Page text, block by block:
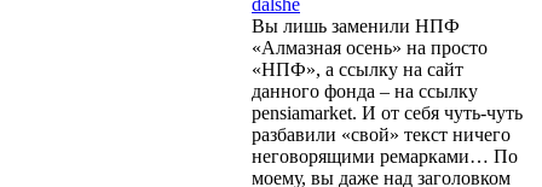
dalshe
Вы лишь заменили НПФ
«Алмазная осень» на просто
«НПФ», а ссылку на сайт
данного фонда – на ссылку
pensiamarket. И от себя чуть-чуть
разбавили «свой» текст ничего
неговорящими ремарками… По
моему, вы даже над заголовком